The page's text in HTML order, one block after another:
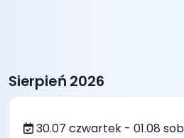
Sierpień 2026
30.07 czwartek - 01.08